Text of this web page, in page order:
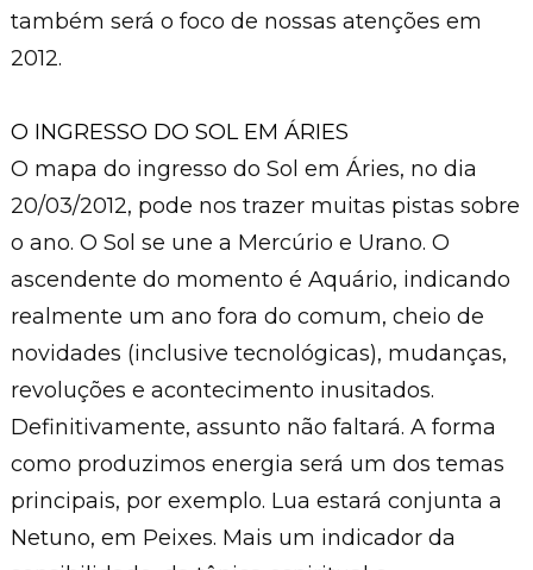
também será o foco de nossas atenções em
2012.
O INGRESSO DO SOL EM ÁRIES
O mapa do ingresso do Sol em Áries, no dia
20/03/2012, pode nos trazer muitas pistas sobre
o ano. O Sol se une a Mercúrio e Urano. O
ascendente do momento é Aquário, indicando
realmente um ano fora do comum, cheio de
novidades (inclusive tecnológicas), mudanças,
revoluções e acontecimento inusitados.
Definitivamente, assunto não faltará. A forma
como produzimos energia será um dos temas
principais, por exemplo. Lua estará conjunta a
Netuno, em Peixes. Mais um indicador da